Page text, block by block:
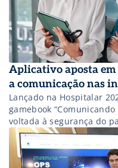
Aplicativo aposta
a comunicação nas
Lançado na Hospitalar
gamebook
voltada à segurança do
cultura organizacional.